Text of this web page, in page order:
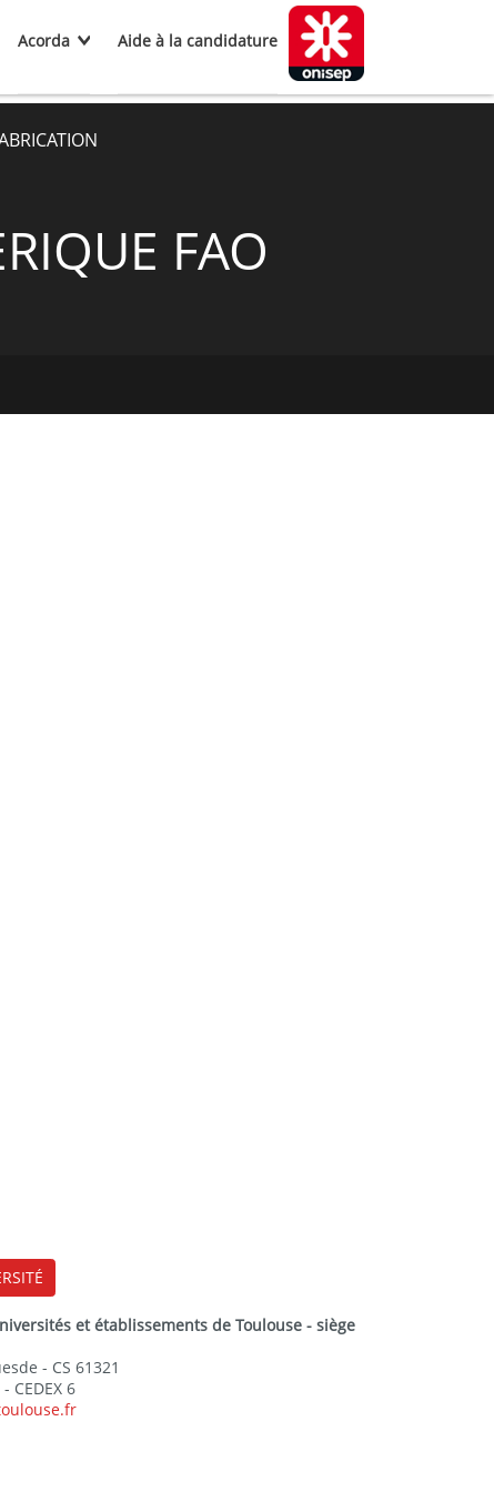
Acorda Aide à la candidature
FAO
et établissements de Toulouse - siège
- CS 61321
CEDEX 6